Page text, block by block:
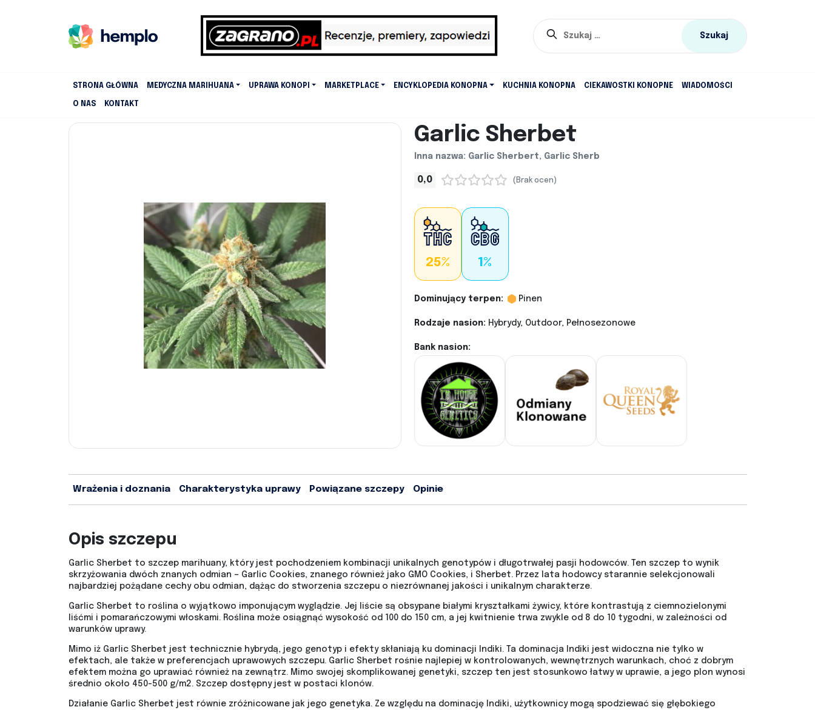
STRONA GŁÓWNA MEDYCZNA MARIHUANA UPRAWA KONOPI MARKETPLACE ENCYKLOPEDIA KONOPNA KUCHNIA KONOPNA CIEKAWOSTKI KONOPNE WIADOMOŚCI
O NAS KONTAKT
Garlic Sherbet
Inna nazwa: Garlic Sherbert, Garlic Sherb
0,0 (Brak ocen)
25% 1%
Dominujący terpen: Pinen
Rodzaje nasion: Hybrydy, Outdoor, Pełnosezonowe
Bank nasion:
Wrażenia i doznania Charakterystyka uprawy Powiązane szczepy Opinie
Opis szczepu
Garlic Sherbet to szczep marihuany, który jest pochodzeniem kombinacji unikalnych genotypów i długotrwałej pasji hodowców. Ten szczep to wynik
skrzyżowania dwóch znanych odmian – Garlic Cookies, znanego również jako GMO Cookies, i Sherbet. Przez lata hodowcy starannie selekcjonowali
najbardziej pożądane cechy obu odmian, dążąc do stworzenia szczepu o niezrównanej jakości i unikalnym charakterze.
Garlic Sherbet to roślina o wyjątkowo imponującym wyglądzie. Jej liście są obsypane białymi kryształkami żywicy, które kontrastują z ciemnozielonymi
liśćmi i pomarańczowymi włoskami. Roślina może osiągnąć wysokość od 100 do 150 cm, a jej kwitnienie trwa zwykle od 8 do 10 tygodni, w zależności od
warunków uprawy.
Mimo iż Garlic Sherbet jest technicznie hybrydą, jego genotyp i efekty skłaniają ku dominacji Indiki. Ta dominacja Indiki jest widoczna nie tylko w
efektach, ale także w preferencjach uprawowych szczepu. Garlic Sherbet rośnie najlepiej w kontrolowanych, wewnętrznych warunkach, choć z dobrym
efektem można go uprawiać również na zewnątrz. Mimo swojej skomplikowanej genetyki, szczep ten jest stosunkowo łatwy w uprawie, a jego plon wynosi
średnio około 450-500 g/m2. Szczep dostępny jest w postaci klonów.
Działanie Garlic Sherbet jest równie zróżnicowane jak jego genetyka. Ze względu na dominację Indiki, użytkownicy mogą spodziewać się głębokiego